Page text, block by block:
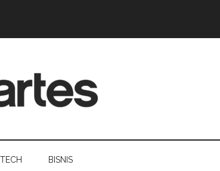
BISNIS